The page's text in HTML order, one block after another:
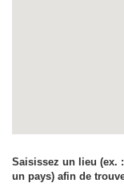
Saisissez un lieu (ex.
un pays) afin de